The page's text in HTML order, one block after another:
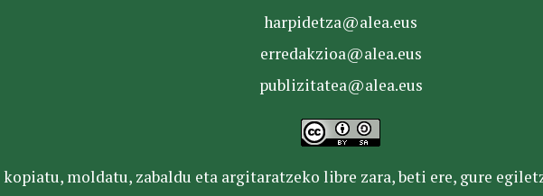
harpidetza@alea.eus
erredakzioa@alea.eus
publizitatea@alea.eus
moldatu, zabaldu eta argitaratzeko libre zara, beti ere, gure